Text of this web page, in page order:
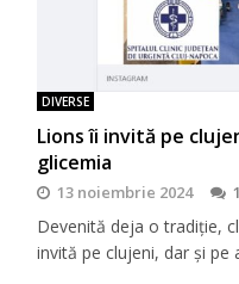
DIVERSE
Lions îi invită pe
glicemia
13 noiembrie 2024
Devenită deja o tradiţie,
invită pe clujeni, dar şi